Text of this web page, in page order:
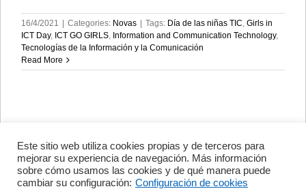
16/4/2021 | Categories: Novas | Tags: Día de las niñas TIC Girls in
ICT Day, ICT GO GIRLS Information and Communication Technology,
Tecnologías de la Información y la Comunicación
Read More
Avenida de Vigo, s/n 15705
Santiago de Compostela, A
Coruña, España
+34 981 56 98 10
Este sitio web utiliza cookies propias y de terceros para
mejorar su experiencia de navegación. Más información
sobre cómo usamos las cookies y de qué manera puede
cambiar su configuración: Configuración de cookies